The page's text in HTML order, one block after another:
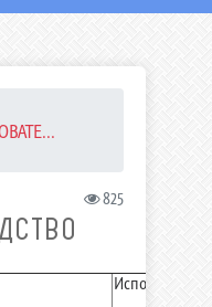
825
Исполняющий